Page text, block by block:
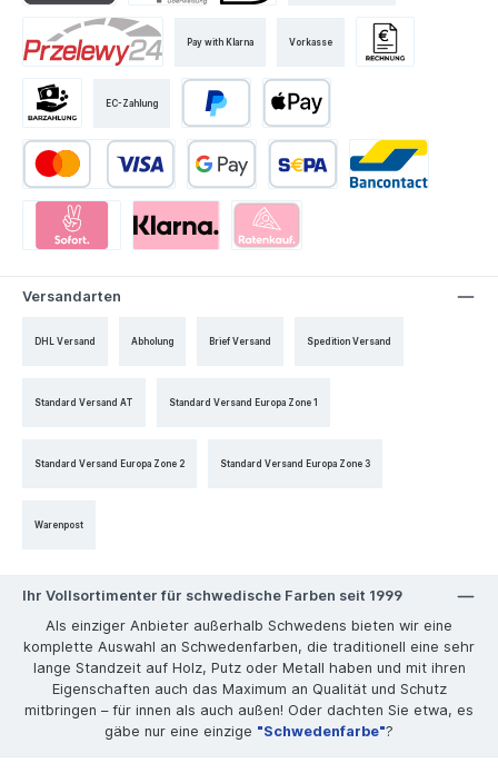
Pay with Klarna Vorkasse
EC-Zahlung
Versandarten
DHL Versand Abholung Brief Versand Spedition Versand
Standard Versand AT Standard Versand Europa Zone 1
Standard Versand Europa Zone 2 Standard Versand Europa Zone 3
Warenpost
Ihr Vollsortimenter für schwedische Farben seit 1999
Als einziger Anbieter außerhalb Schwedens bieten wir eine
komplette Auswahl an Schwedenfarben, die traditionell eine sehr
lange Standzeit auf Holz, Putz oder Metall haben und mit ihren
Eigenschaften auch das Maximum an Qualität und Schutz
mitbringen – für innen als auch außen! Oder dachten Sie etwa, es
gäbe nur eine einzige "Schwedenfarbe"?